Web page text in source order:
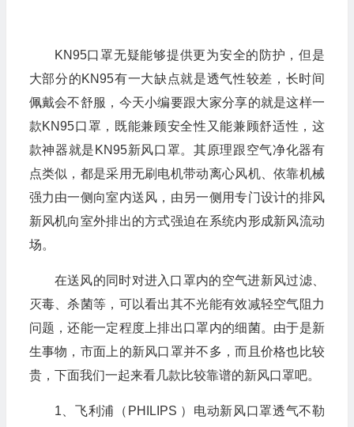
KN95口罩无疑能够提供更为安全的防护，但是
大部分的KN95有一大缺点就是透气性较差，长时间
佩戴会不舒服，今天小编要跟大家分享的就是这样一
款KN95口罩，既能兼顾安全性又能兼顾舒适性，这
款神器就是KN95新风口罩。其原理跟空气净化器有
点类似，都是采用无刷电机带动离心风机、依靠机械
强力由一侧向室内送风，由另一侧用专门设计的排风
新风机向室外排出的方式强迫在系统内形成新风流动
场。
在送风的同时对进入口罩内的空气进新风过滤、
灭毒、杀菌等，可以看出其不光能有效减轻空气阻力
问题，还能一定程度上排出口罩内的细菌。由于是新
生事物，市面上的新风口罩并不多，而且价格也比较
贵，下面我们一起来看几款比较靠谱的新风口罩吧。
1、飞利浦（PHILIPS ）电动新风口罩透气不勒